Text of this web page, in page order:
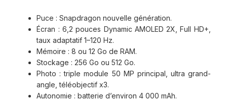
Puce : Snapdragon nouvelle génération.
Écran : 6,2 pouces Dynamic AMOLED 2X, Full HD+,
taux adaptatif 1–120 Hz.
Mémoire : 8 ou 12 Go de RAM.
Stockage : 256 Go ou 512 Go.
Photo : triple module 50 MP principal, ultra grand-
angle, téléobjectif x3.
Autonomie : batterie d’environ 4 000 mAh.